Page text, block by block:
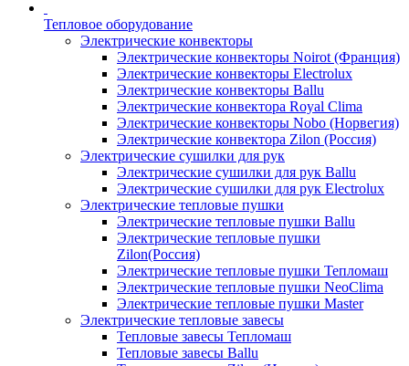
Тепловое оборудование
Электрические конвекторы
Электрические конвекторы Noirot (Франция)
Электрические конвекторы Electrolux
Электрические конвекторы Ballu
Электрические конвектора Royal Clima
Электрические конвекторы Nobo (Норвегия)
Электрические конвектора Zilon (Россия)
Электрические сушилки для рук
Электрические сушилки для рук Ballu
Электрические сушилки для рук Electrolux
Электрические тепловые пушки
Электрические тепловые пушки Ballu
Электрические тепловые пушки
Zilon(Россия)
Электрические тепловые пушки Тепломаш
Электрические тепловые пушки NeoClima
Электрические тепловые пушки Master
Электрические тепловые завесы
Тепловые завесы Тепломаш
Тепловые завесы Ballu